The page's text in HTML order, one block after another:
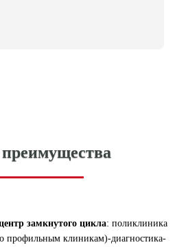
замкнутого цикла: поликлиника
профильным клиникам)-диагностика-